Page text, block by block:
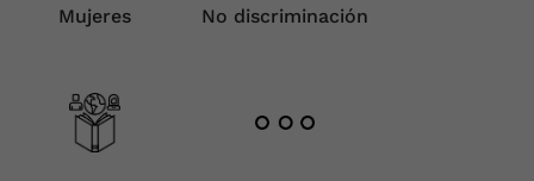
Mujeres No discriminación